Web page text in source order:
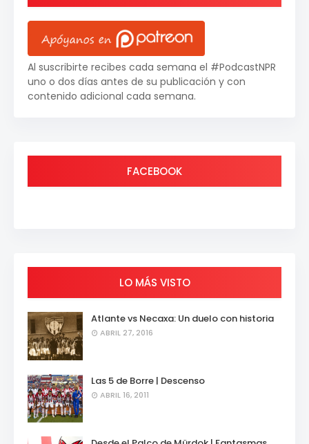
Al suscribirte recibes cada semana el #PodcastNPR
uno o dos días antes de su publicación y con
contenido adicional cada semana.
FACEBOOK
LO MÁS VISTO
Atlante vs Necaxa: Un duelo con historia
ABRIL 27, 2016
Las 5 de Borre | Descenso
ABRIL 16, 2011